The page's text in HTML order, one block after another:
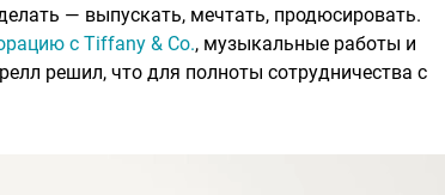
— выпускать, мечтать, продюсировать.
с Tiffany & Со., музыкальные работы и
решил, что для полноты сотрудничества с